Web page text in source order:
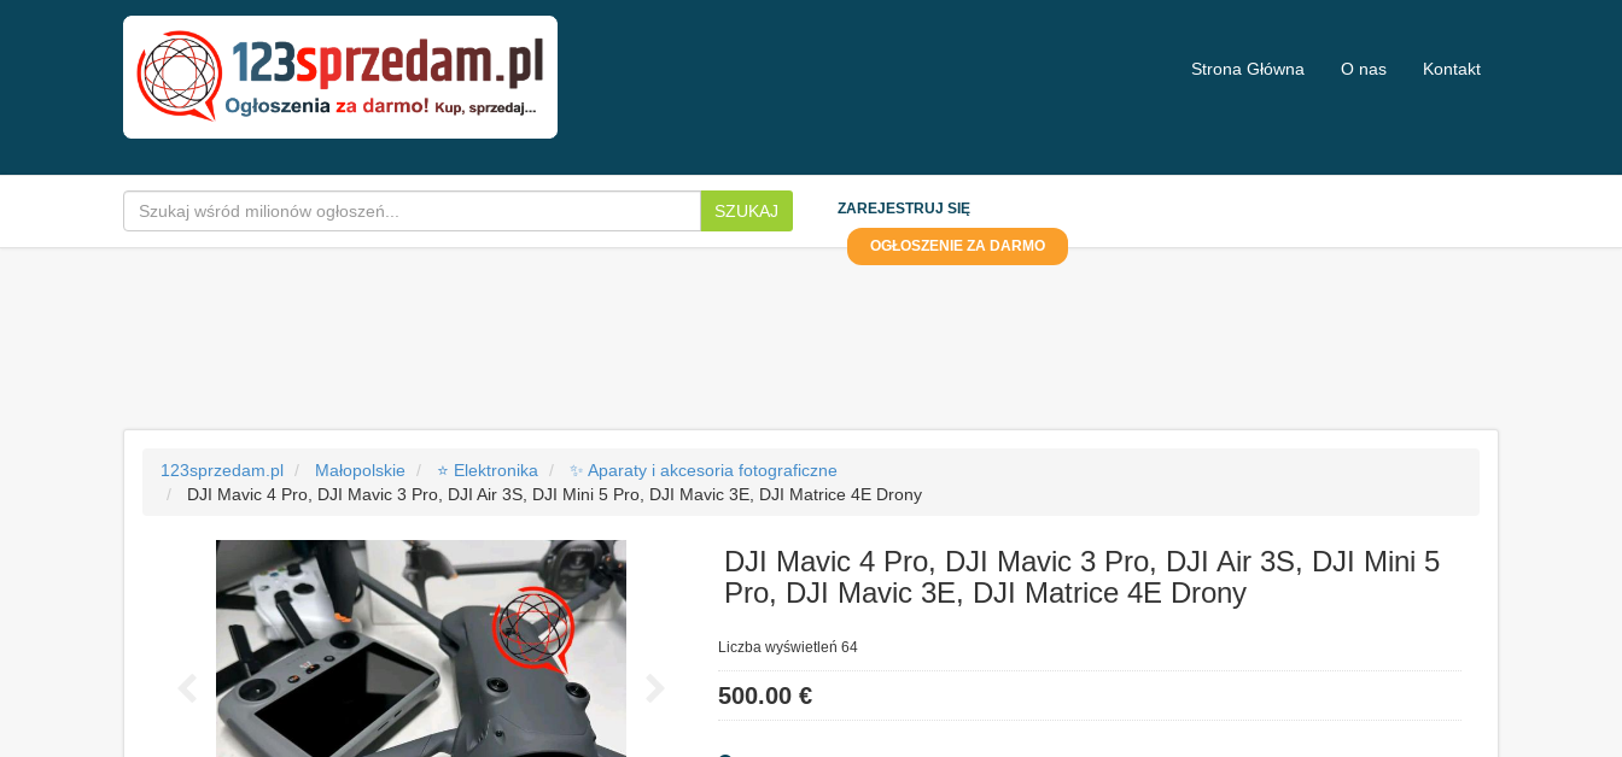
Strona Główna O nas Kontakt
SZUKAJ ZAREJESTRUJ SIĘ
OGŁOSZENIE ZA DARMO
123sprzedam.pl Małopolskie ⭐ Elektronika
✨ Aparaty i akcesoria fotograficzne
DJI Mavic 4 Pro, DJI Mavic 3 Pro, DJI Air 3S, DJI Mini 5 Pro, DJI Mavic 3E, DJI Matrice 4E Drony
DJI Mavic 4 Pro, DJI Mavic 3 Pro, DJI Air 3S, DJI Mini 5
Pro, DJI Mavic 3E, DJI Matrice 4E Drony
Liczba wyświetleń 64
500.00 €